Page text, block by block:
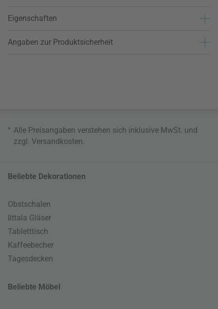
Eigenschaften
Angaben zur Produktsicherheit
* Alle Preisangaben verstehen sich inklusive MwSt. und
zzgl. Versandkosten
Beliebte Dekorationen
Obstschalen
Iittala Gläser
Tabletttisch
Kaffeebecher
Tagesdecken
Beliebte Möbel